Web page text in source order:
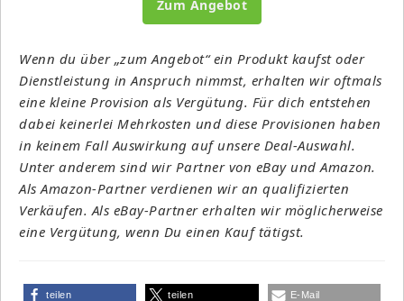
Zum Angebot
Wenn du über „zum Angebot“ ein Produkt kaufst oder
Dienstleistung in Anspruch nimmst, erhalten wir oftmals
eine kleine Provision als Vergütung. Für dich entstehen
dabei keinerlei Mehrkosten und diese Provisionen haben
in keinem Fall Auswirkung auf unsere Deal-Auswahl.
Unter anderem sind wir Partner von eBay und Amazon.
Als Amazon-Partner verdienen wir an qualifizierten
Verkäufen. Als eBay-Partner erhalten wir möglicherweise
eine Vergütung, wenn Du einen Kauf tätigst.
teilen teilen E-Mail